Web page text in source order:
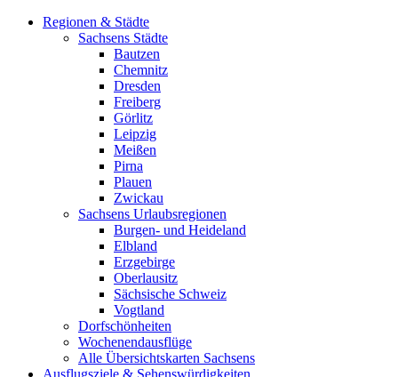
Regionen & Städte
Sachsens Städte
Bautzen
Chemnitz
Dresden
Freiberg
Görlitz
Leipzig
Meißen
Pirna
Plauen
Zwickau
Sachsens Urlaubsregionen
Burgen- und Heideland
Elbland
Erzgebirge
Oberlausitz
Sächsische Schweiz
Vogtland
Dorfschönheiten
Wochenendausflüge
Alle Übersichtskarten Sachsens
Ausflugsziele & Sehenswürdigkeiten